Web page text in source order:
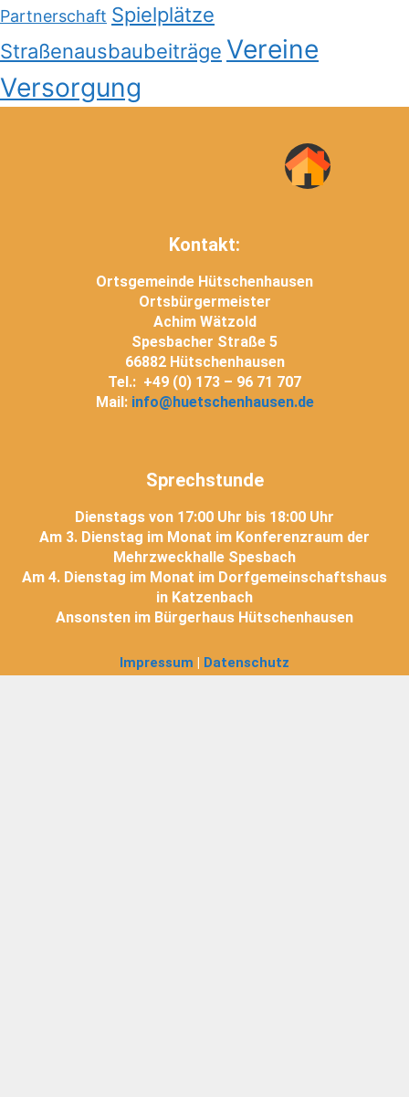
Partnerschaft Spielplätze
Straßenausbaubeiträge Vereine
Versorgung
Kontakt:
Ortsgemeinde Hütschenhausen
Ortsbürgermeister
Achim Wätzold
Spesbacher Straße 5
66882 Hütschenhausen
Tel.: +49 (0) 173 – 96 71 707
Mail: info@huetschenhausen.de
Sprechstunde
Dienstags von 17:00 Uhr bis 18:00 Uhr
Am 3. Dienstag im Monat im Konferenzraum der
Mehrzweckhalle Spesbach
Am 4. Dienstag im Monat im Dorfgemeinschaftshaus
in Katzenbach
Ansonsten im Bürgerhaus Hütschenhausen
Impressum | Datenschutz